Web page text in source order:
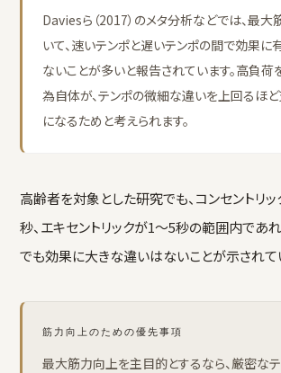
Daviesら（2017）のメタ分析などでは、最
いて、速いテンポと遅いテンポの間で効果
ないことが多いと報告されています。高負荷
為自体が、テンポの微細な違いを上回るほ
になるためと考えられます。
高齢者を対象とした研究でも、コンセントリ
秒、エキセントリックが1〜5秒の範囲内であ
でも効果に大きな違いはないことが示されて
筋力向上のための優先事項
最大筋力向上を主目的とするなら、厳密な